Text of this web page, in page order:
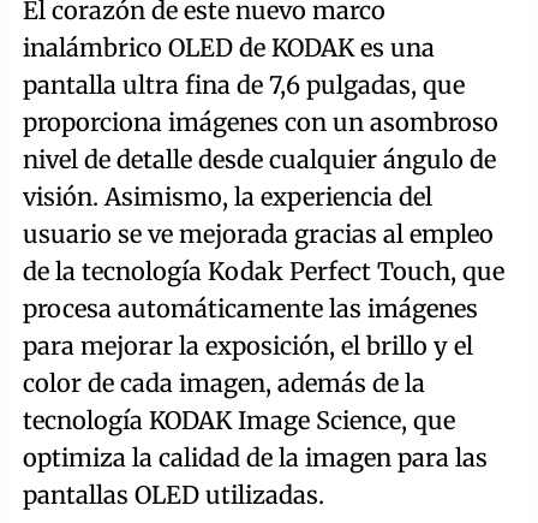
El corazón de este nuevo marco
inalámbrico OLED de KODAK es una
pantalla ultra fina de 7,6 pulgadas, que
proporciona imágenes con un asombroso
nivel de detalle desde cualquier ángulo de
visión. Asimismo, la experiencia del
usuario se ve mejorada gracias al empleo
de la tecnología Kodak Perfect Touch, que
procesa automáticamente las imágenes
para mejorar la exposición, el brillo y el
color de cada imagen, además de la
tecnología KODAK Image Science, que
optimiza la calidad de la imagen para las
pantallas OLED utilizadas.